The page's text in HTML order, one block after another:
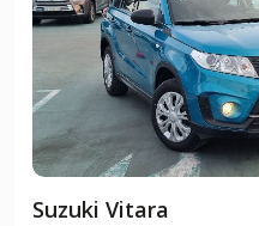
Suzuki Vitara